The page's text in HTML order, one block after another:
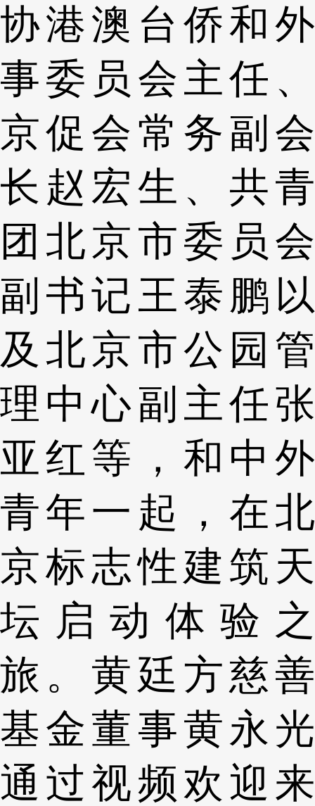
协港澳台侨和外
事委员会主任、
京促会常务副会
长赵宏生、共青
团北京市委员会
副书记王泰鹏以
及北京市公园管
理中心副主任张
亚红等，和中外
青年一起，在北
京标志性建筑天
坛启动体验之
旅。黄廷方慈善
基金董事黄永光
通过视频欢迎来